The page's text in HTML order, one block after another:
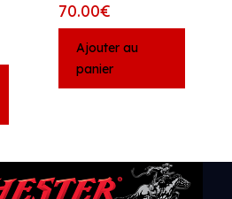
70.00€
Ajouter au
panier